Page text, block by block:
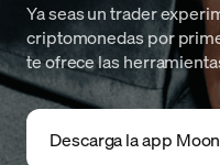
Ya seas un trader
criptomonedas por
te ofrece las
Descarga la app